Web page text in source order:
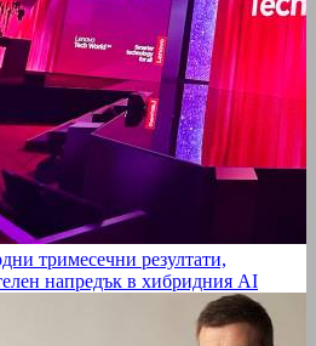
тримесечни резултати,
напредък в хибридния AI